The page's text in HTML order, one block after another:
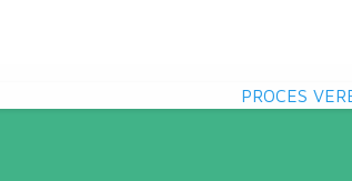
PROCES